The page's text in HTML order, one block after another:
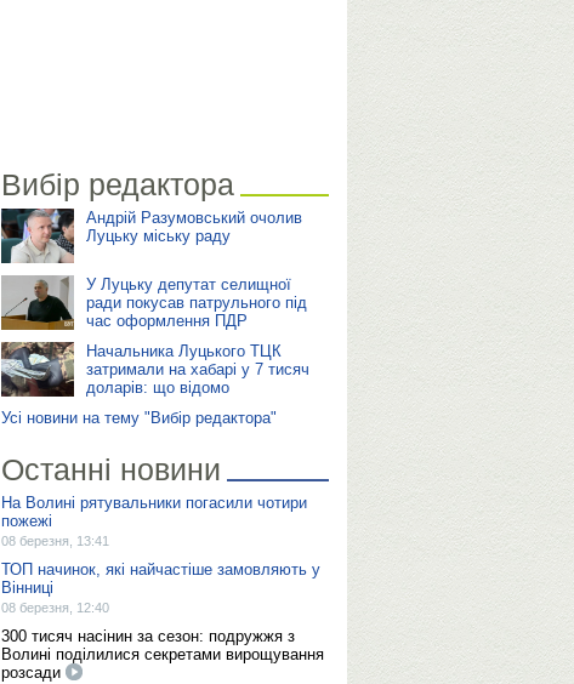
Вибір редактора
Андрій Разумовський очолив
Луцьку міську раду
У Луцьку депутат селищної
ради покусав патрульного під
час оформлення ПДР
Начальника Луцького ТЦК
затримали на хабарі у 7 тисяч
доларів: що відомо
Усі новини на тему "Вибір редактора"
Останні новини
На Волині рятувальники погасили чотири
пожежі
08 березня, 13:41
ТОП начинок, які найчастіше замовляють у
Вінниці
08 березня, 12:40
300 тисяч насінин за сезон: подружжя з
Волині поділилися секретами вирощування
розсади